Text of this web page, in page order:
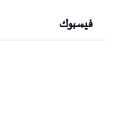
فيسبوك